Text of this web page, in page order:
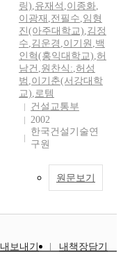
링),유재석 ,이종화,
이광재 ,전필수,임형
진(아주대학교),김정
수,김운경 ,이기원 ,백
인혁(홍익대학교),허
남건 ,원찬식:,허성
범 ,이기춘(서강대학
교),로템
건설교통부
2002
한국건설기술연
구원
원문보기
내보내기
내책장담기